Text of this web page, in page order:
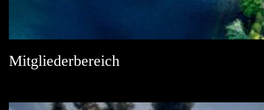
Mitgliederbereich